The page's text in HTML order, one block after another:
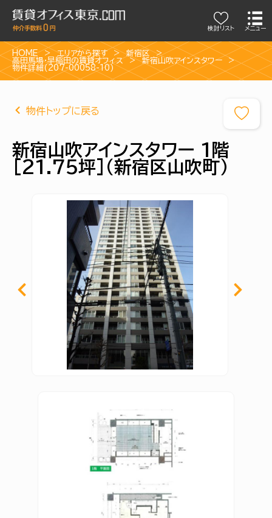
検討リスト メニュー
HOME エリアから探す
新宿区
高田馬場・早稲田の賃貸オフィス
新宿山吹アインスタワー
物件詳細(207-00058-10)
物件トップに戻る
新宿山吹アインスタワー 1階
[21.75坪]（新宿区山吹町）